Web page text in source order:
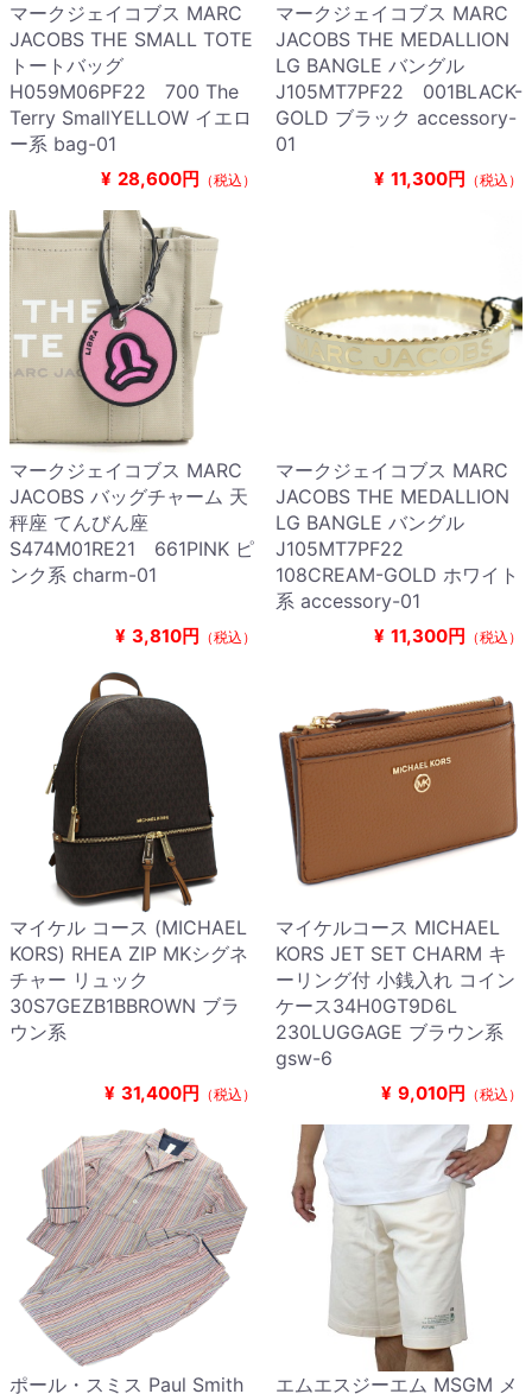
マークジェイコブス MARC
JACOBS THE SMALL TOTE
トートバッグ
H059M06PF22 700 The
Terry SmallYELLOW イエロ
ー系 bag-01
¥ 28,600円 （税込）
マークジェイコブス MARC
JACOBS THE MEDALLION
LG BANGLE バングル
J105MT7PF22 001BLACK-
GOLD ブラック accessory-
01
¥ 11,300円 （税込）
マークジェイコブス MARC
JACOBS バッグチャーム 天
秤座 てんびん座
S474M01RE21 661PINK ピ
ンク系 charm-01
¥ 3,810円 （税込）
マークジェイコブス MARC
JACOBS THE MEDALLION
LG BANGLE バングル
J105MT7PF22
108CREAM-GOLD ホワイト
系 accessory-01
¥ 11,300円 （税込）
マイケル コース (MICHAEL
KORS) RHEA ZIP MKシグネ
チャー リュック
30S7GEZB1BBROWN ブラ
ウン系
¥ 31,400円 （税込）
マイケルコース MICHAEL
KORS JET SET CHARM キ
ーリング付 小銭入れ コイン
ケース34H0GT9D6L
230LUGGAGE ブラウン系
gsw-6
¥ 9,010円 （税込）
ポール・スミス Paul Smith エムエスジーエム MSGM メ